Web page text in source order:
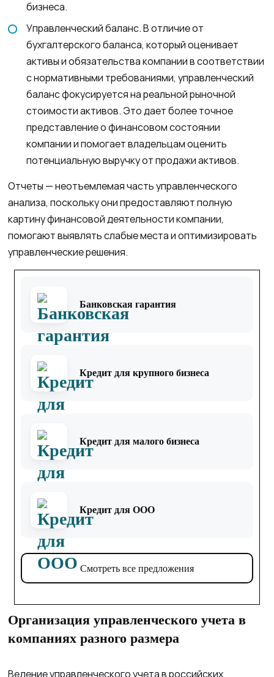
бизнеса.
Управленческий баланс. В отличие от
бухгалтерского баланса, который оценивает
активы и обязательства компании в соответствии
с нормативными требованиями, управленческий
баланс фокусируется на реальной рыночной
стоимости активов. Это дает более точное
представление о финансовом состоянии
компании и помогает владельцам оценить
потенциальную выручку от продажи активов.
Отчеты — неотъемлемая часть управленческого
анализа, поскольку они предоставляют полную
картину финансовой деятельности компании,
помогают выявлять слабые места и оптимизировать
управленческие решения.
Банковская гарантия
Кредит для крупного бизнеса
Кредит для малого бизнеса
Кредит для ООО
Смотреть все предложения
Организация управленческого учета в
компаниях разного размера
Ведение управленческого учета в российских